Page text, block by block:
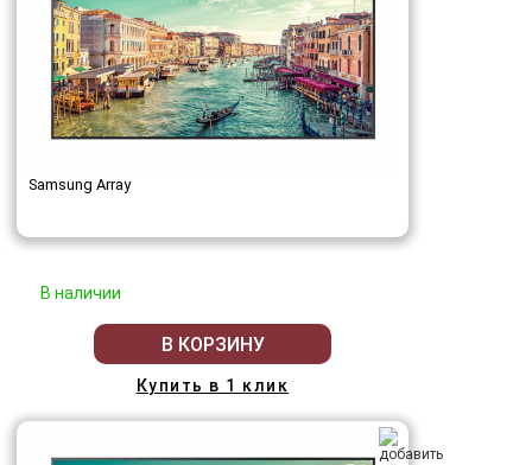
Samsung Array
В наличии
В КОРЗИНУ
Купить в 1 клик